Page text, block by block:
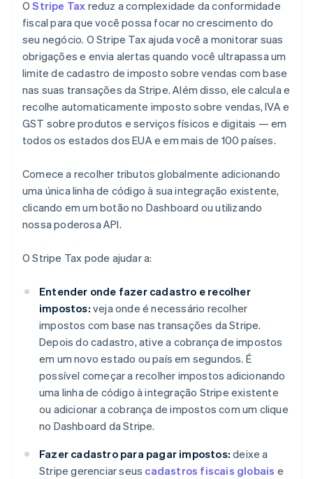
OStripe Tax reduz a complexidade da conformidade
fiscal para que você possa focar no crescimento do
seu negócio. O Stripe Tax ajuda você a monitorar suas
obrigações e envia alertas quando você ultrapassa um
limite de cadastro de imposto sobre vendas com base
nas suas transações da Stripe. Além disso, ele calcula e
recolhe automaticamente imposto sobre vendas, IVA e
GST sobre produtos e serviços físicos e digitais — em
todos os estados dos EUA e em mais de 100 países.
Comece a recolher tributos globalmente adicionando
uma única linha de código à sua integração existente,
clicando em um botão no Dashboard ou utilizando
nossa poderosa API.
O Stripe Tax pode ajudar a:
Entender onde fazer cadastro e recolher
impostos: veja onde é necessário recolher
impostos com base nas transações da Stripe.
Depois do cadastro, ative a cobrança de impostos
em um novo estado ou país em segundos. É
possível começar a recolher impostos adicionando
uma linha de código à integração Stripe existente
ou adicionar a cobrança de impostos com um clique
no Dashboard da Stripe.
Fazer cadastro para pagar impostos: deixe a
Stripe gerenciar seus cadastros fiscais globais e